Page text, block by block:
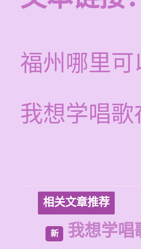
福州哪里
我想学唱歌
相关文章推荐
新 我想学唱